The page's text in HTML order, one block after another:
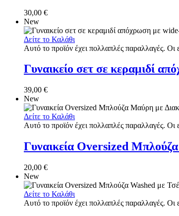
30,00 €
New
Δείτε το Καλάθι
Αυτό το προϊόν έχει πολλαπλές παραλλαγές. Οι
Γυναικείο σετ σε κεραμιδί
39,00 €
New
Δείτε το Καλάθι
Αυτό το προϊόν έχει πολλαπλές παραλλαγές. Οι
Γυναικεία Oversized
20,00 €
New
Δείτε το Καλάθι
Αυτό το προϊόν έχει πολλαπλές παραλλαγές. Οι